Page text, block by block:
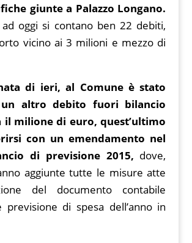
giunte a Palazzo Longano.
oggi si contano ben 22 debiti,
vicino ai 3 milioni e mezzo di
di ieri, al Comune è stato
altro debito fuori bilancio
il milione di euro, quest’ultimo
con un emendamento nel
di previsione 2015, dove,
aggiunte tutte le misure atte
del documento contabile
previsione di spesa dell’anno in